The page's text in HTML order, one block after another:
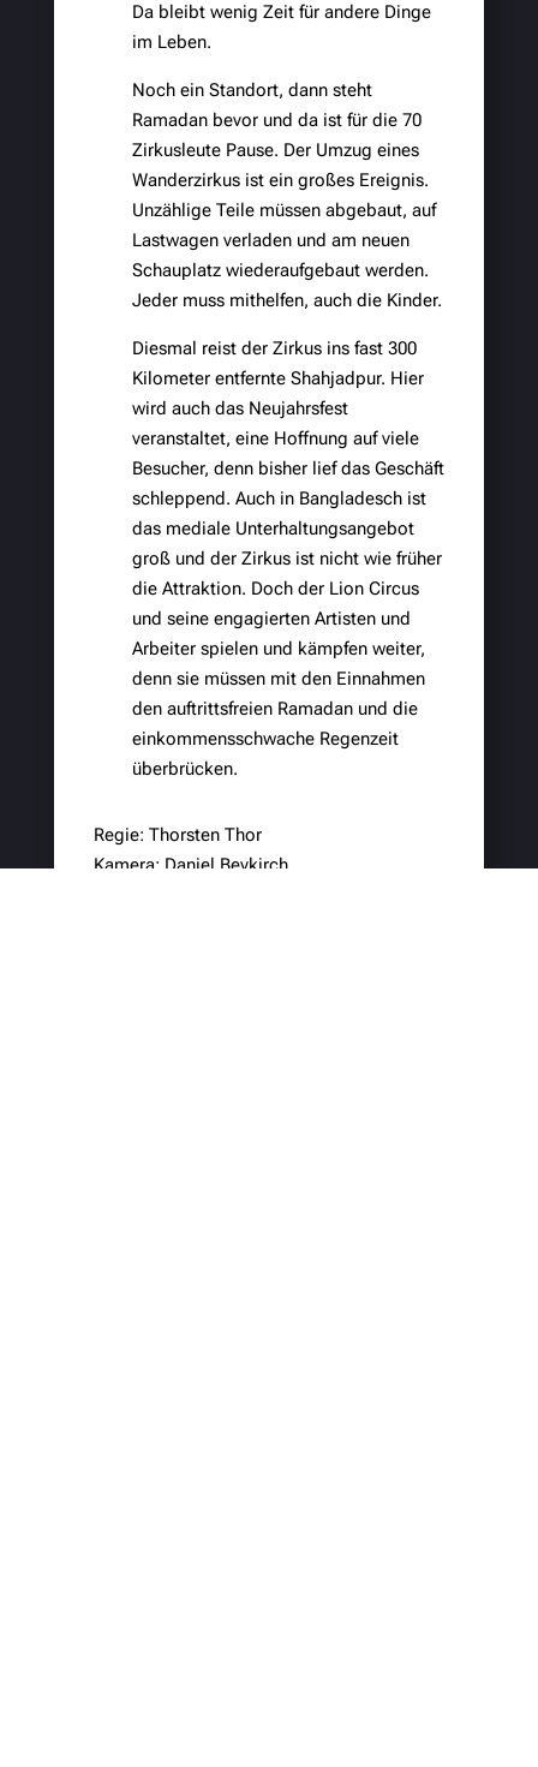
Da bleibt wenig Zeit für andere Dinge
im Leben.
Noch ein Standort, dann steht
Ramadan bevor und da ist für die 70
Zirkusleute Pause. Der Umzug eines
Wanderzirkus ist ein großes Ereignis.
Unzählige Teile müssen abgebaut, auf
Lastwagen verladen und am neuen
Schauplatz wiederaufgebaut werden.
Jeder muss mithelfen, auch die Kinder.
Diesmal reist der Zirkus ins fast 300
Kilometer entfernte Shahjadpur. Hier
wird auch das Neujahrsfest
veranstaltet, eine Hoffnung auf viele
Besucher, denn bisher lief das Geschäft
schleppend. Auch in Bangladesch ist
das mediale Unterhaltungsangebot
groß und der Zirkus ist nicht wie früher
die Attraktion. Doch der Lion Circus
und seine engagierten Artisten und
Arbeiter spielen und kämpfen weiter,
denn sie müssen mit den Einnahmen
den auftrittsfreien Ramadan und die
einkommensschwache Regenzeit
überbrücken.
Regie: Thorsten Thor
Kamera: Daniel Beykirch